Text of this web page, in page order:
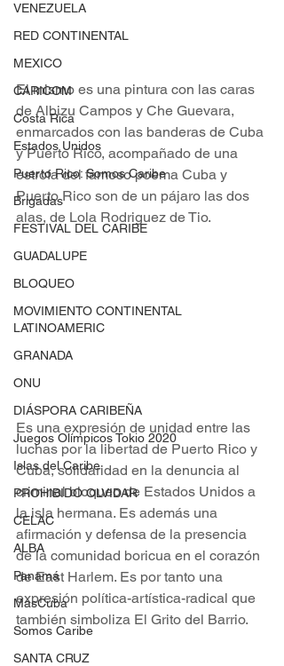
VENEZUELA
RED CONTINENTAL
MEXICO
CARICOM
Costa Rica
Estados Unidos
Puerto Rico: Somos Caribe
Brigadas
FESTIVAL DEL CARIBE
GUADALUPE
BLOQUEO
MOVIMIENTO CONTINENTAL
LATINOAMERIC
GRANADA
ONU
DIÁSPORA CARIBEÑA
Juegos Olímpicos Tokio 2020
Islas del Caribe
PROHIBIDO OLVIDAR
CELAC
ALBA
Panamá
MasCuba
Somos Caribe
SANTA CRUZ
El mismo es una pintura con las caras
de Albizu Campos y Che Guevara,
enmarcados con las banderas de Cuba
y Puerto Rico, acompañado de una
estrofa del famoso poema Cuba y
Puerto Rico son de un pájaro las dos
alas, de Lola Rodriguez de Tio.
Es una expresión de unidad entre las
luchas por la libertad de Puerto Rico y
Cuba, solidaridad en la denuncia al
criminal bloqueo de Estados Unidos a
la isla hermana. Es además una
afirmación y defensa de la presencia
de la comunidad boricua en el corazón
de East Harlem. Es por tanto una
expresión política-artística-radical que
también simboliza El Grito del Barrio.